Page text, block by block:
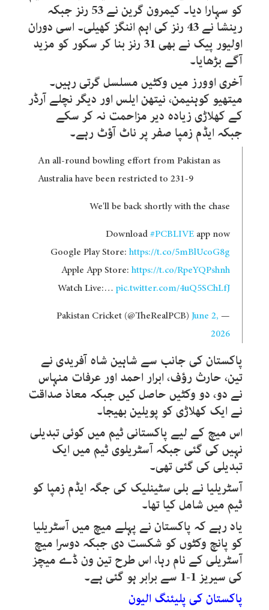
کو سہارا دیا۔ کیمرون گرین نے 53 رنز جبکہ
رینشا نے 43 رنز کی اہم اننگز کھیلی۔ اسی دوران
اولیور پیک نے بھی 31 رنز بنا کر سکور کو مزید
آگے بڑھایا۔
آخری اوورز میں وکٹیں مسلسل گرتی رہیں۔
میتھیو کوہنیمن، نیتھن ایلس اور دیگر نچلے آرڈر
کے کھلاڑی زیادہ دیر مزاحمت نہ کر سکے
جبکہ ایڈم زمپا صفر پر ناٹ آؤٹ رہے۔
An all-round bowling effort from Pakistan as
Australia have been restricted to 231-9
We'll be back shortly with the chase
Download#PCBLIVE app now
Google Play Store: https://t.co/5mBlUcoG8g
Apple App Store: https://t.co/RpeYQPshnh
Watch Live:… pic.twitter.com/4uQ5SChLfJ
— Pakistan Cricket (@TheRealPCB)
June 2,
2026
پاکستان کی جانب سے شاہین شاہ آفریدی نے
تین، حارث رؤف، ابرار احمد اور عرفات منہاس
نے دو، دو وکٹیں حاصل کیں جبکہ معاذ صداقت
نے ایک کھلاڑی کو پویلین بھیجا۔
اس میچ کے لیے پاکستانی ٹیم میں کوئی تبدیلی
نہیں کی گئی جبکہ آسٹریلوی ٹیم میں ایک
تبدیلی کی گئی تھی۔
آسٹریلیا نے بلی سٹینلیک کی جگہ ایڈم زمپا کو
ٹیم میں شامل کیا تھا۔
یاد رہے کہ پاکستان نے پہلے میچ میں آسٹریلیا
کو پانچ وکٹوں کو شکست دی جبکہ دوسرا میچ
آسٹریلی کے نام رہا، اس طرح تین ون ڈے میچز
کی سیریز 1-1 سے برابر ہو گئی ہے۔
پاکستان کی پلیئنگ الیون